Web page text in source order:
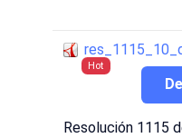
Hot
Resolución 1115